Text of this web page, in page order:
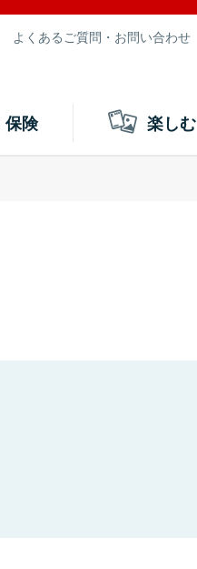
よくあるご質問・お問い合わせ
保険 楽しむ